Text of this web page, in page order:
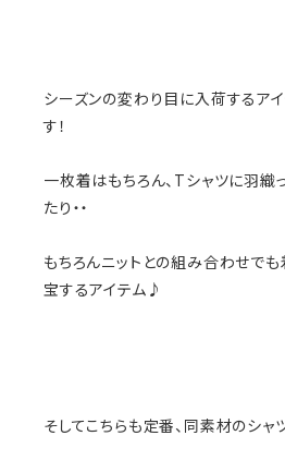
シーズンの変わり目に入荷するア
す！
一枚着はもちろん、Tシャツに羽織
たり・・
もちろんニットとの組み合わせで
宝するアイテム♪
そしてこちらも定番、同素材のシャ